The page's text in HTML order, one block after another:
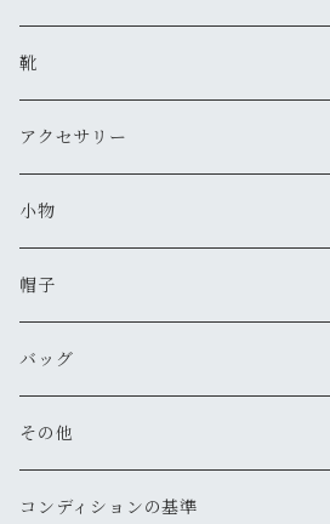
新品
古着
新品
ダウンジャケット
古着
新品
スタジアムジャンバー
古着
新品
ワークジャケット
古着
新品
コート
古着
新品
マウンテンパーカー
古着
その他
古着
ナイロンジャケット
新品
Tシャツ・カットソー（半袖・袖無し）
古着
新品
Tシャツ・カットソー（長袖・７分）
新品
古着
ポロシャツ
新品
古着
シャツ（半袖）
古着
新品
シャツ（長袖）
古着
パーカー
古着
スウェット
古着
新品
ワークパンツ
新品
古着
ミリタリー・カーゴパンツ
新品
古着
チノパン
古着
新品
ショートパンツ
古着
新品
オーバーオール
古着
その他
古着
古着
靴
スニーカー
ブーツ
古着
新品
サンダル
長靴・レインシューズ
その他
アクセサリー
ネックレス
ブレスレット
新品
バングル・リストバンド
ピアス
リング
小物
財布
新品
古着
キーケース
手袋
新品
ベルト
帽子
キャップ
古着
ハット
新品
ニットキャップ・ビーニー
バッグ
ショルダー
新品
トート
その他
コンディションの基準